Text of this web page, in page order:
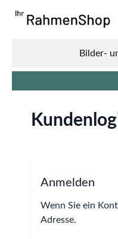
Bilder-
Anmelden
Wenn Sie ein
Adresse.